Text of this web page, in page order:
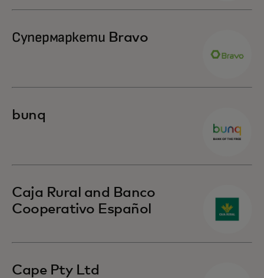
Супермаркети Bravo
bunq
Caja Rural and Banco
Cooperativo Español
Cape Pty Ltd